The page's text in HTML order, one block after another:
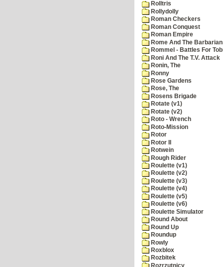
Rolltris
Rollydolly
Roman Checkers
Roman Conquest
Roman Empire
Rome And The
Rommel - Battles For
Roni And The T.V. Attack
Ronin, The
Ronny
Rose Gardens
Rose, The
Rosens Brigade
Rotate (v1)
Rotate (v2)
Roto - Wrench
Roto-Mission
Rotor
Rotor II
Rotwein
Rough Rider
Roulette (v1)
Roulette (v2)
Roulette (v3)
Roulette (v4)
Roulette (v5)
Roulette (v6)
Roulette Simulator
Round About
Round Up
Roundup
Rowly
Roxblox
Rozbitek
Rozrzutnicy